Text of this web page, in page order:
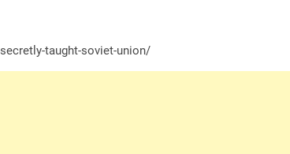
taught-soviet-union/